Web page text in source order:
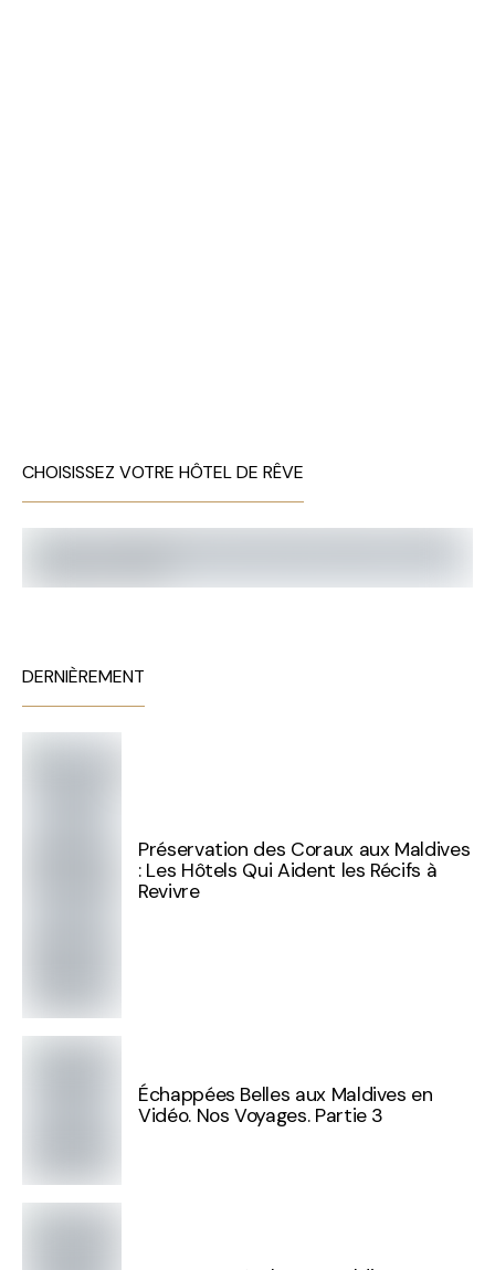
CHOISISSEZ VOTRE HÔTEL DE RÊVE
DERNIÈREMENT
Préservation des Coraux aux Maldives
: Les Hôtels Qui Aident les Récifs à
Revivre
Échappées Belles aux Maldives en
Vidéo. Nos Voyages. Partie 3